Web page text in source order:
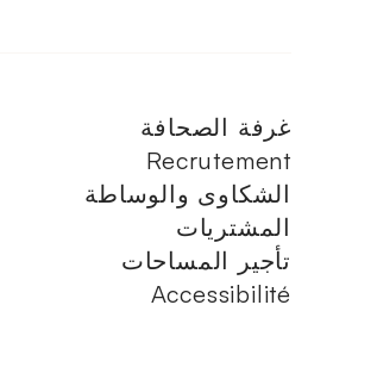
غرفة الصحافة
Recrutement
الشكاوى والوساطة
المشتريات
تأجير المساحات
Accessibilité